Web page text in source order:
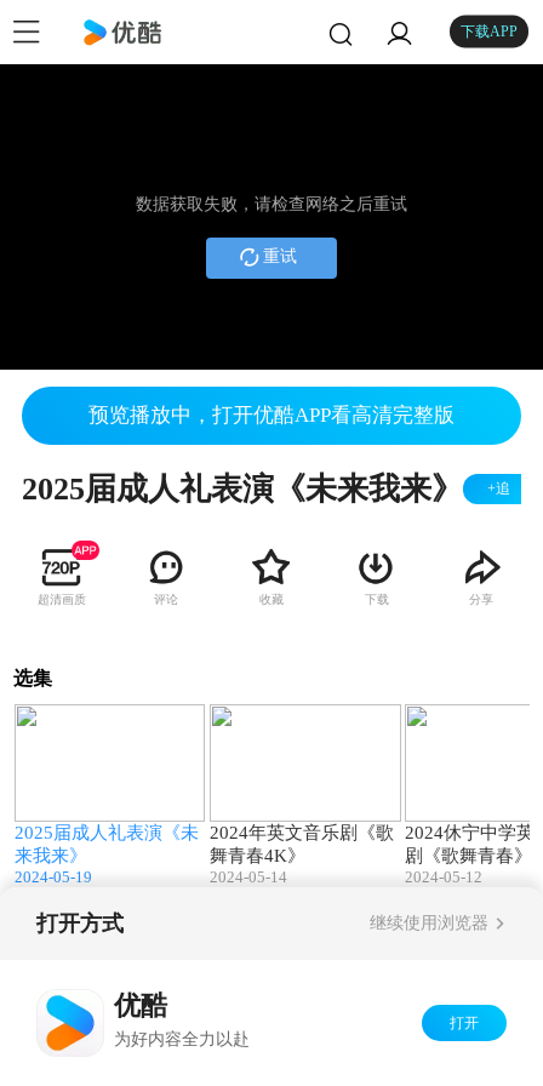
下载APP
数据获取失败，请检查网络之后重试
重试
预览播放中，打开优酷APP看高清完整版
2025届成人礼表演《未来我来》 +追
超清画质 评论 收藏 下载 分享
选集
2025届成人礼表演《未
来我来》
2024-05-19
2024年英文音乐剧《歌
舞青春4K》
2024-05-14
2024休宁中学英
剧《歌舞青春》
2024-05-12
打开方式 继续使用浏览器
优酷
为好内容全力以赴
打开